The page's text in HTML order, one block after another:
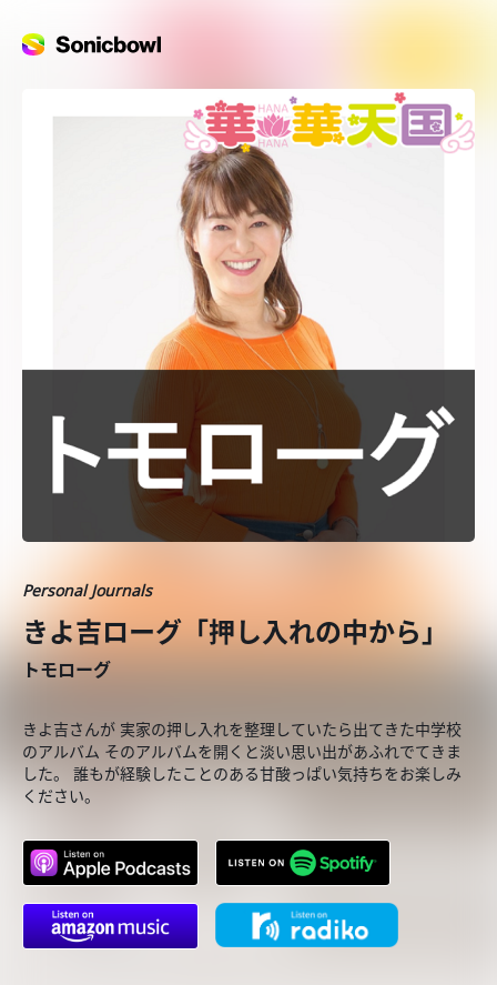
Personal Journals
きよ吉ローグ「押し入れの中から」
トモローグ
きよ吉さんが 実家の押し入れを整理していたら出てきた中学校
のアルバム そのアルバムを開くと淡い思い出があふれでてきま
した。 誰もが経験したことのある甘酸っぱい気持ちをお楽しみ
ください。